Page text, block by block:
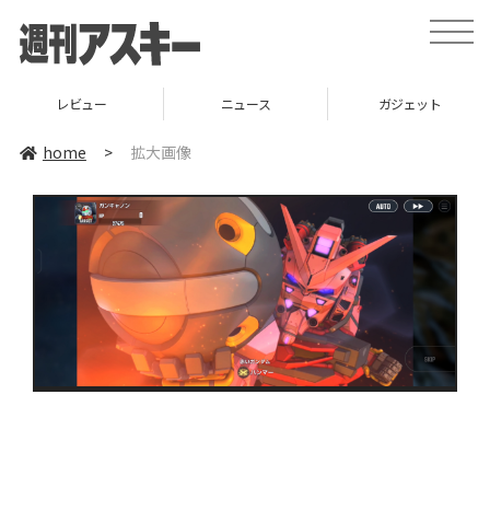
toggle
レビュー ニュース ガジェット
home > 拡大画像